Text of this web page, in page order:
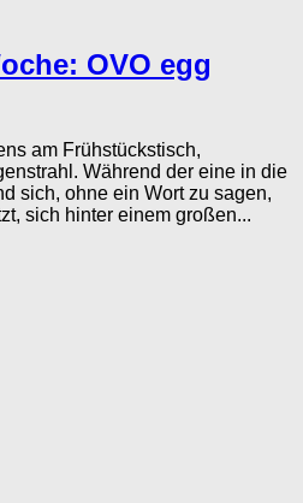
OVO egg
am Frühstückstisch,
Während der eine in die
sich, ohne ein Wort zu sagen,
sich hinter einem großen...